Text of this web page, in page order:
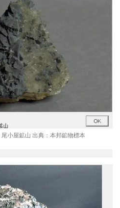
小屋鉱山 出典：本邦鉱物標本